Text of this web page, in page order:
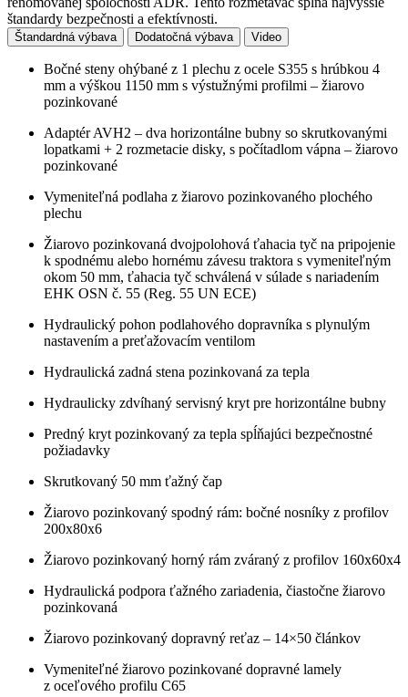
štandardy bezpečnosti a efektívnosti.
Štandardná výbava Dodatočná výbava Video
Bočné steny ohýbané z 1 plechu z ocele S355 s hrúbkou 4
mm a výškou 1150 mm s výstužnými profilmi – žiarovo
pozinkované
Adaptér AVH2 – dva horizontálne bubny so skrutkovanými
lopatkami + 2 rozmetacie disky, s počítadlom vápna – žiarovo
pozinkované
Vymeniteľná podlaha z žiarovo pozinkovaného plochého
plechu
Žiarovo pozinkovaná dvojpolohová ťahacia tyč na pripojenie
k spodnému alebo hornému závesu traktora s vymeniteľným
okom 50 mm, ťahacia tyč schválená v súlade s nariadením
EHK OSN č. 55 (Reg. 55 UN ECE)
Hydraulický pohon podlahového dopravníka s plynulým
nastavením a preťažovacím ventilom
Hydraulická zadná stena pozinkovaná za tepla
Hydraulicky zdvíhaný servisný kryt pre horizontálne bubny
Predný kryt pozinkovaný za tepla spĺňajúci bezpečnostné
požiadavky
Skrutkovaný 50 mm ťažný čap
Žiarovo pozinkovaný spodný rám: bočné nosníky z profilov
200x80x6
Žiarovo pozinkovaný horný rám zváraný z profilov 160x60x4
Hydraulická podpora ťažného zariadenia, čiastočne žiarovo
pozinkovaná
Žiarovo pozinkovaný dopravný reťaz – 14×50 článkov
Vymeniteľné žiarovo pozinkované dopravné lamely
z oceľového profilu C65